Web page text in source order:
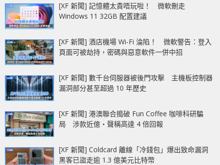
[XF 新聞] 記憶體太貴唔玩啦！ 微軟刪走
Windows 11 32GB 配置建議
[XF 新聞] 酒店機場 Wi-Fi 淪陷！ 微軟警告：登入
頁面可被劫持，密碼與惡意軟件一併中招
[XF 新聞] 數千台伺服器被後門攻擊 主機板控制器
漏洞部分甚至超過 10 年歷史
[XF 新聞] 港澳聯合搗破 Fun Coffee 咖啡科研騙
局 涉款近億‧聲稱高達 4 倍回報
[XF 新聞] Coldcard 離線「冷錢包」爆出致命漏洞
黑客已盜走逾 1.3 億美元比特幣